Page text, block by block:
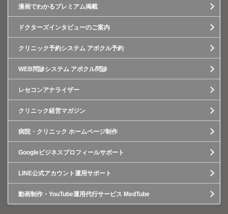
漫画でわかるプレミアム掲載
ドクターズインタビューのご案内
クリニック予約システム アポクル予約
WEB問診システム アポクル問診
レセコンアナライザー
クリニック経営マガジン
病院・クリニック ホームページ制作
Googleビジネスプロフィールサポート
LINE公式アカウント運用サポート
動画制作・YouTube運用代行サービス MedTube